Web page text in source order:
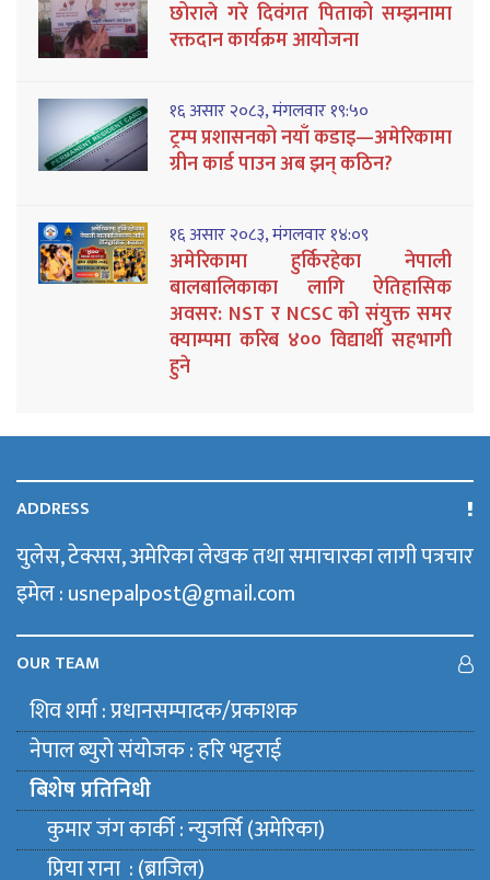
छोराले गरे दिवंगत पिताको सम्झनामा
रक्तदान कार्यक्रम आयोजना
१६ असार २०८३, मंगलवार १९:५०
ट्रम्प प्रशासनको नयाँ कडाइ—अमेरिकामा
ग्रीन कार्ड पाउन अब झन् कठिन?
१६ असार २०८३, मंगलवार १४:०९
अमेरिकामा हुर्किरहेका नेपाली
बालबालिकाका लागि ऐतिहासिक
अवसर: NST र NCSC को संयुक्त समर
क्याम्पमा करिब ४०० विद्यार्थी सहभागी
हुने
ADDRESS
युलेस, टेक्सस, अमेरिका लेखक तथा समाचारका लागी पत्रचार
इमेल : usnepalpost@gmail.com
OUR TEAM
शिव शर्मा : प्रधानसम्पादक/प्रकाशक
नेपाल ब्युराे संयाेजक : हरि भट्टराई
बिशेष प्रतिनिधी
कुमार जंग कार्की : न्युजर्सि (अमेरिका)
प्रिया राना : (ब्राजिल)